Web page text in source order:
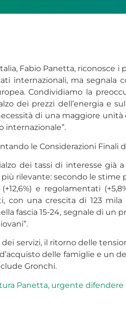
Fabio Panetta, riconosce
internazionali, ma segnala
Condividiamo la
dei prezzi dell’energia e
di una maggiore
internazionale”.
le Considerazioni Finali
dei tassi di interesse
rilevante: secondo le stime
e regolamentati
con una crescita di 123
fascia 15-24, segnale di
servizi, il ritorno delle
delle famiglie e un
Gronchi.
Panetta, urgente